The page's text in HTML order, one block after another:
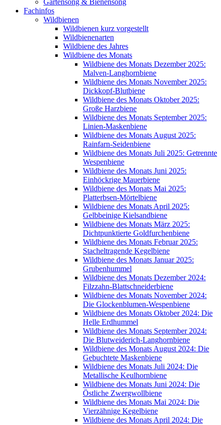
Gartensong & Bienensong
Fachinfos
Wildbienen
Wildbienen kurz vorgestellt
Wildbienenarten
Wildbiene des Jahres
Wildbiene des Monats
Wildbiene des Monats Dezember 2025:
Malven-Langhornbiene
Wildbiene des Monats November 2025:
Dickkopf-Blutbiene
Wildbiene des Monats Oktober 2025:
Große Harzbiene
Wildbiene des Monats September 2025:
Linien-Maskenbiene
Wildbiene des Monats August 2025:
Rainfarn-Seidenbiene
Wildbiene des Monats Juli 2025: Getrennte
Wespenbiene
Wildbiene des Monats Juni 2025:
Einhöckrige Mauerbiene
Wildbiene des Monats Mai 2025:
Platterbsen-Mörtelbiene
Wildbiene des Monats April 2025:
Gelbbeinige Kielsandbiene
Wildbiene des Monats März 2025:
Dichtpunktierte Goldfurchenbiene
Wildbiene des Monats Februar 2025:
Stacheltragende Kegelbiene
Wildbiene des Monats Januar 2025:
Grubenhummel
Wildbiene des Monats Dezember 2024:
Filzzahn-Blattschneiderbiene
Wildbiene des Monats November 2024:
Die Glockenblumen-Wespenbiene
Wildbiene des Monats Oktober 2024: Die
Helle Erdhummel
Wildbiene des Monats September 2024:
Die Blutweiderich-Langhornbiene
Wildbiene des Monats August 2024: Die
Gebuchtete Maskenbiene
Wildbiene des Monats Juli 2024: Die
Metallische Keulhornbiene
Wildbiene des Monats Juni 2024: Die
Östliche Zwergwollbiene
Wildbiene des Monats Mai 2024: Die
Vierzähnige Kegelbiene
Wildbiene des Monats April 2024: Die